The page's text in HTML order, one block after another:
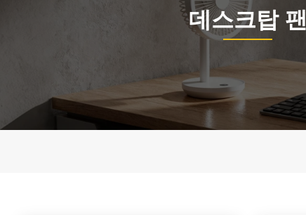
데스크탑 팬